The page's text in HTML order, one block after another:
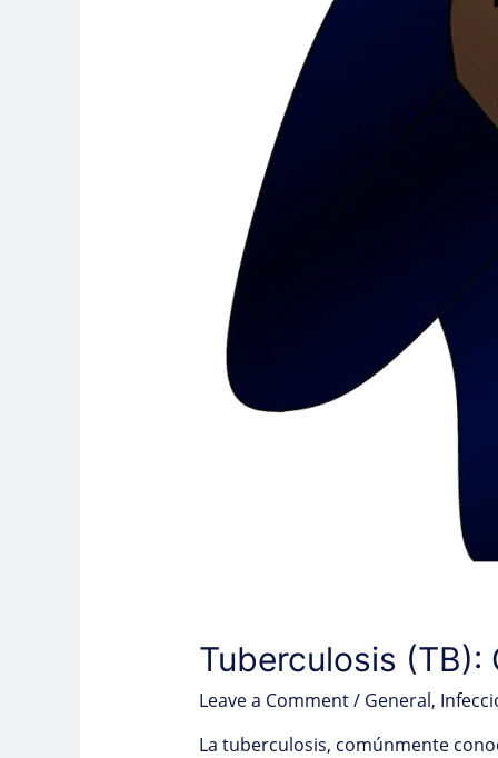
Tuberculosis
Leave a Comment/ General,
La tuberculosis, comúnmente